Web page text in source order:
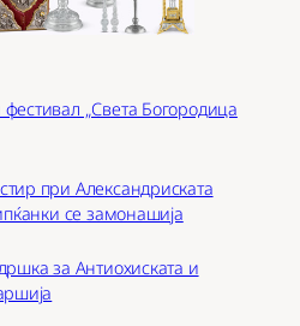
„Света Богородица
при Александриската
се замонашија
за Антиохиската и